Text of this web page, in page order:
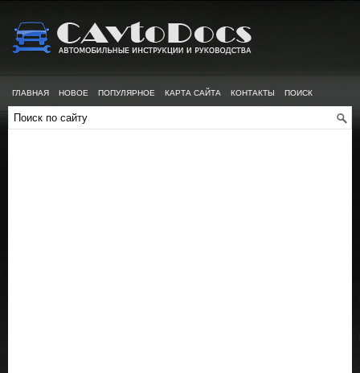
ГЛАВНАЯ НОВОЕ ПОПУЛЯРНОЕ КАРТА САЙТА КОНТАКТЫ ПОИСК